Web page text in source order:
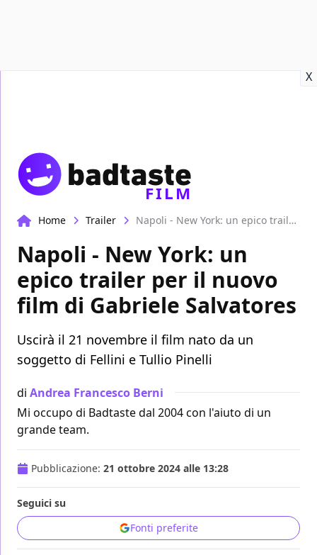
X
FILM
Home Trailer Napoli - New York: un epico trailer per il nuovo film di Gabriele Salvatores
Napoli - New York: un
epico trailer per il nuovo
film di Gabriele Salvatores
Uscirà il 21 novembre il film nato da un
soggetto di Fellini e Tullio Pinelli
di Andrea Francesco Berni
Mi occupo di Badtaste dal 2004 con l'aiuto di un
grande team.
Pubblicazione: 21 ottobre 2024 alle 13:28
Seguici su
Fonti preferite